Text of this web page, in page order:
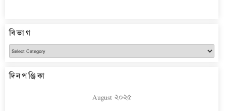
বিভাগ
বিভাগ
দিনপঞ্জিকা
August ২০২৫